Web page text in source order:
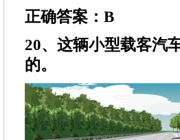
正确答案：B
20、这辆小型载客汽
的。